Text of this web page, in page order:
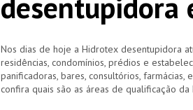
Nos dias de hoje a Hidrotex desentupidora
residências, condomínios, prédios e
panificadoras, bares, consultórios,
confira quais são as áreas de qualificação